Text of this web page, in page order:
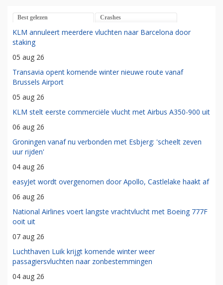
Best gelezen Crashes
KLM annuleert meerdere vluchten naar Barcelona door
staking
05 aug 26
Transavia opent komende winter nieuwe route vanaf
Brussels Airport
05 aug 26
KLM stelt eerste commerciële vlucht met Airbus A350-900 uit
06 aug 26
Groningen vanaf nu verbonden met Esbjerg: 'scheelt zeven
uur rijden'
04 aug 26
easyJet wordt overgenomen door Apollo, Castlelake haakt af
06 aug 26
National Airlines voert langste vrachtvlucht met Boeing 777F
ooit uit
07 aug 26
Luchthaven Luik krijgt komende winter weer
passagiersvluchten naar zonbestemmingen
04 aug 26